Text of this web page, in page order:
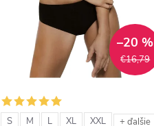
€16,79
–20 %
S M L XL XXL + ďalšie